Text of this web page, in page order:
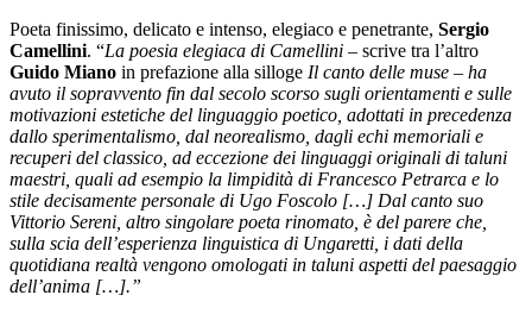
Poeta finissimo, delicato e intenso, elegiaco e penetrante, Sergio
Camellini. “La poesia elegiaca di Camellini – scrive tra l’altro
Guido Miano in prefazione alla silloge Il canto delle muse – ha
avuto il sopravvento fin dal secolo scorso sugli orientamenti e sulle
motivazioni estetiche del linguaggio poetico, adottati in precedenza
dallo sperimentalismo, dal neorealismo, dagli echi memoriali e
recuperi del classico, ad eccezione dei linguaggi originali di taluni
maestri, quali ad esempio la limpidità di Francesco Petrarca e lo
stile decisamente personale di Ugo Foscolo […] Dal canto suo
Vittorio Sereni, altro singolare poeta rinomato, è del parere che,
sulla scia dell’esperienza linguistica di Ungaretti, i dati della
quotidiana realtà vengono omologati in taluni aspetti del paesaggio
dell’anima […].”